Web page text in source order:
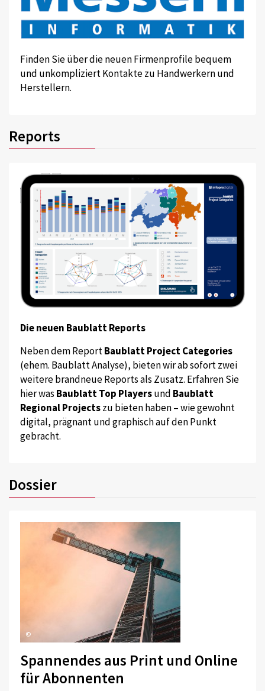
Finden Sie über die neuen Firmenprofile bequem
und unkompliziert Kontakte zu Handwerkern und
Herstellern.
Reports
Die neuen Baublatt Reports
Neben dem ReportBaublatt Project Categories
(ehem. Baublatt Analyse), bieten wir ab sofort zwei
weitere brandneue Reports als Zusatz. Erfahren Sie
hier was Baublatt Top Playersund Baublatt
Regional Projectszu bieten haben – wie gewohnt
digital, prägnant und graphisch auf den Punkt
gebracht.
Dossier
©
Spannendes aus Print und Online
für Abonnenten